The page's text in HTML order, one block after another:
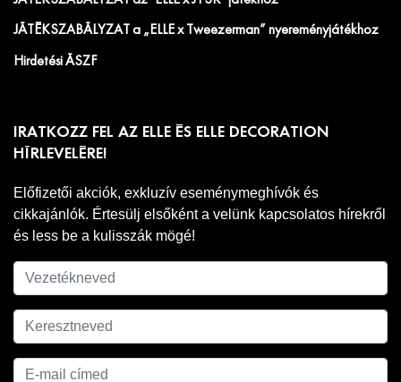
JÁTÉKSZABÁLYZAT a „ELLE x Tweezerman” nyereményjátékhoz
Hirdetési ÁSZF
IRATKOZZ FEL AZ ELLE ÉS ELLE DECORATION
HÍRLEVELÉRE!
Előfizetői akciók, exkluzív eseménymeghívók és
cikkajánlók. Értesülj elsőként a velünk kapcsolatos hírekről
és less be a kulisszák mögé!